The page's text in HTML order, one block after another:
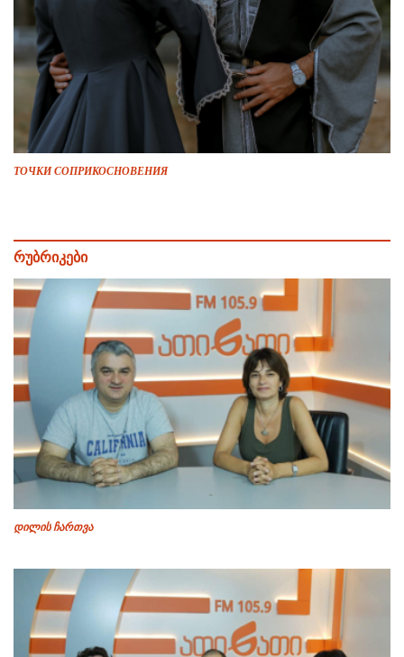
ТОЧКИ СОПРИКОСНОВЕНИЯ
რუბრიკები
დილის ჩართვა